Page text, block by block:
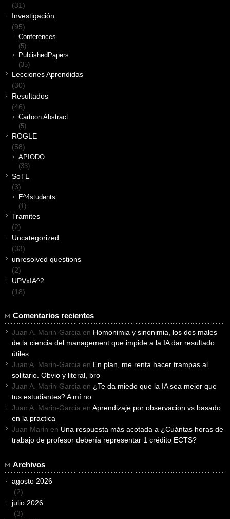
(31)
Investigación
(95)
Conferences
(5)
PublishedPapers
(35)
Lecciones Aprendidas
(30)
Resultados
(46)
Cartoon Abstract
(5)
ROGLE
(58)
APIODO
(33)
SoTL
(3)
E^4students
(1)
Tramites
(2)
Uncategorized
(33)
unresolved questions
(2)
UPVxIA^2
(18)
Comentarios recientes
Juan A. Marin-Garcia en Homonimia y sinonimia, los dos males
de la ciencia del management que impide a la IA dar resultado
útiles
Juan A. Marin-Garcia en En plan, me renta hacer trampas al
solitario. Obvio y literal, bro
Juan A. Marin-Garcia en ¿Te da miedo que la IA sea mejor que
tus estudiantes? A mí no
Juan A. Marin-Garcia en Aprendizaje por observacion vs basado
en la practica
Juan Marin en Una respuesta más acotada a ¿Cuántas horas de
trabajo de profesor debería representar 1 crédito ECTS?
Archivos
agosto 2026
(2)
julio 2026
(3)